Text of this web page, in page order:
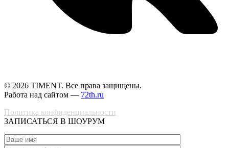
© 2026 TIMENT. Все права защищены.
Работа над сайтом — 72th.ru
Политика конфиденциальности
ЗАПИСАТЬСЯ В ШОУРУМ